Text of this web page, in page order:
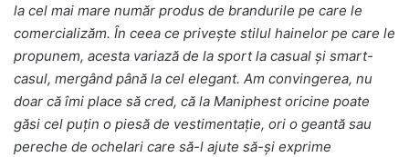
la cel mai mare număr produs de brandurile pe care le
comercializăm. În ceea ce privește stilul hainelor pe care le
propunem, acesta variază de la sport la casual și smart-
casul, mergând până la cel elegant. Am convingerea, nu
doar că îmi place să cred, că la Maniphest oricine poate
găsi cel puțin o piesă de vestimentație, ori o geantă sau
pereche de ochelari care să-l ajute să-și exprime